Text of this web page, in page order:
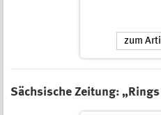
zum
Sächsische Zeitung: